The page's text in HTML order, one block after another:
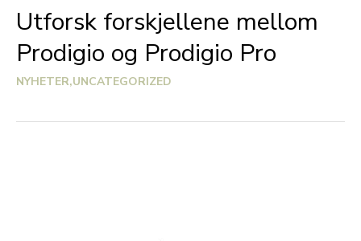
Utforsk forskjellene mellom
Prodigio og Prodigio Pro
NYHETER,UNCATEGORIZED